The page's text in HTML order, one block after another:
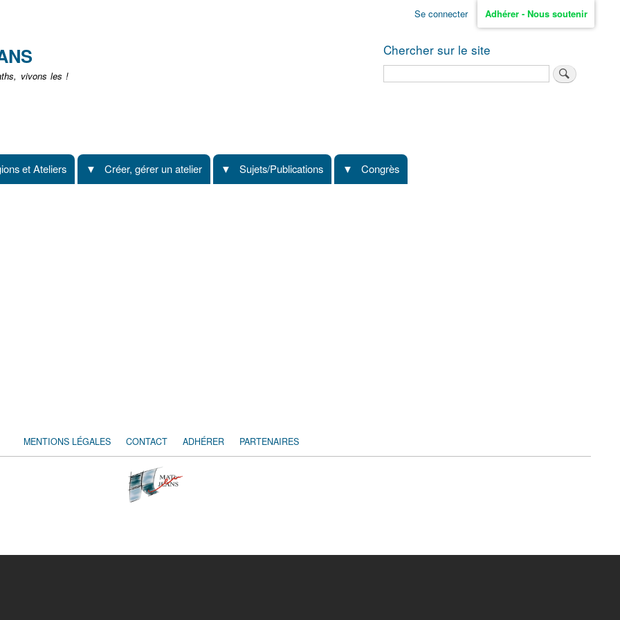
Se connecter Adhérer - Nous soutenir
vivons les !
Chercher sur le site
et Ateliers Créer, gérer un atelier Sujets/Publications Congrès
MENTIONS LÉGALES CONTACT ADHÉRER PARTENAIRES